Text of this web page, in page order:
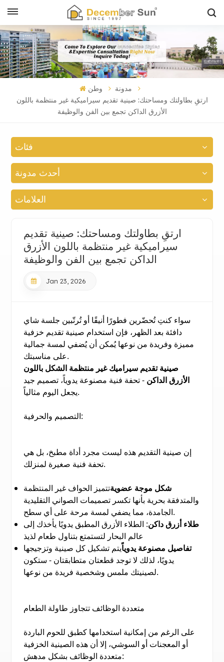
وطن
مدونة
ارتقِ بطاولتك ومساحتك: صينية تقديم سيراميكية غير منتظمة باللون
الأزرق الداكن تجمع بين الفن والوظيفة
فئات
أحدث مدونة
العلامات
ارتقِ بطاولتك ومساحتك: صينية تقديم
سيراميكية غير منتظمة باللون الأزرق
الداكن تجمع بين الفن والوظيفة
Jan 23, 2026
سواء كنتِ تُحضّرين فطورًا أنيقًا أو تُرتّبين جلسة شاي
دافئة بعد الظهر، فإن استخدام صينية تقديم خزفية
مميزة وفريدة من نوعها يُمكن أن يُضفي لمسة جمالية
على مناسبتك.
صينية تقديم سيراميك غير منتظمة الشكل باللون
الأزرق الداكن - تحفة فنية مصنوعة يدوياً، تصميم جيد
يجعل اليوم مثالياً.
التصميم والحرفية:
إن صينية التقديم هذه ليست مجرد أداة مطبخ، بل هي
تحفة فنية صغيرة لمنزلك.
شكل موجة عضويةتتميز الحواف غير المنتظمة
والمتدفقة بحرية بأنها تكسر تصميمات الصواني التقليدية
الجامدة، مما يضفي لمسة مرحة على أي سطح.
طلاء أزرق داكن: الطلاء الأزرق المطبق يدويًا يأخذك إلى
عالم البحار لتستمتع بتناول طعام لذيذ
تفاصيل مصنوعة يدوياًيتم تشكيل كل صينية وتزجيجها
يدويًا، لذلك لا توجد قطعتان متطابقتان - ستكون
لصينيتك ملمس وشخصية فريدة من نوعها.
متعددة الوظائف تتجاوز طاولة الطعام
على الرغم من إمكانية استخدامها كطبق للحوم الباردة
أو المعجنات أو السوشي، إلا أن هذه الصينية الخزفية
متعددة الوظائف بشكل مدهش: